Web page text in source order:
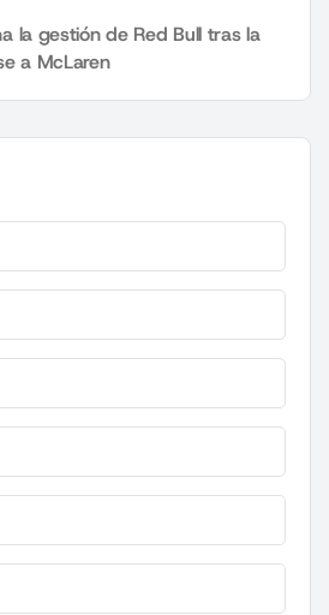
la gestión de Red Bull tras la
a McLaren